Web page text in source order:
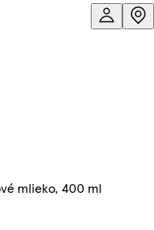
mlieko, 400 ml